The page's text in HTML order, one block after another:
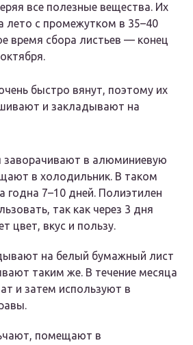
все полезные вещества. Их
лето с промежутком в 35–40
время сбора листьев — конец
быстро вянут, поэтому их
и закладывают на
заворачивают в алюминиевую
в холодильник. В таком
годна 7–10 дней. Полиэтилен
так как через 3 дня
цвет, вкус и пользу.
на белый бумажный лист
таким же. В течение месяца
и затем используют в
помещают в